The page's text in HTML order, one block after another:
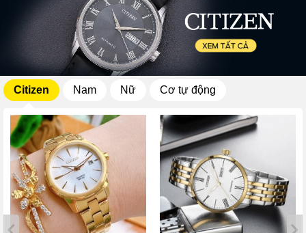
Citizen Nam Nữ Cơ tự động